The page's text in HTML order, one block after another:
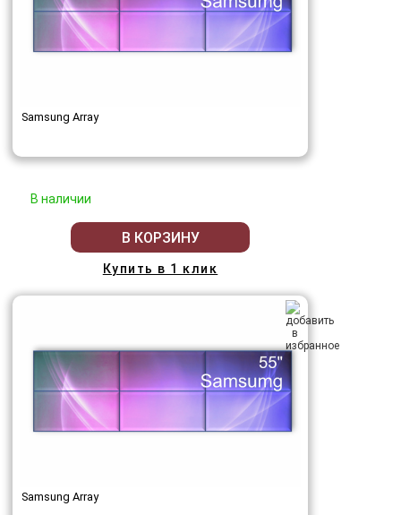
Samsung Array
В наличии
В КОРЗИНУ
Купить в 1 клик
Samsung Array